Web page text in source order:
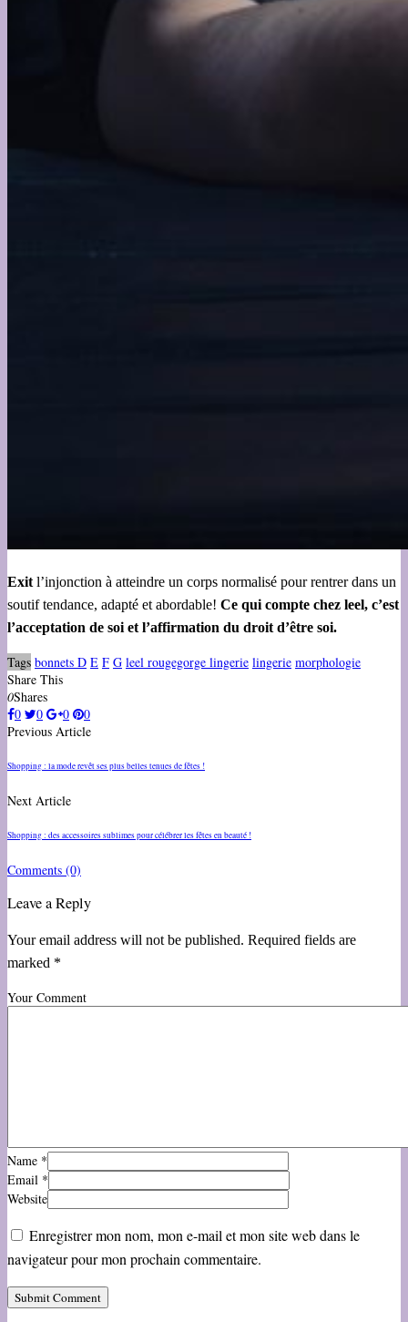
Exitl’injonction à atteindre un corps normalisé pour rentrer dans un
soutif tendance, adapté et abordable! Ce qui compte chez leel, c’est
l’acceptation de soi et l’affirmation du droit d’être soi.
Tags bonnets D E F G leel rougegorge lingerie lingerie morphologie
Share This
0Shares
0
0 0
0
Previous Article
Shopping : la mode revêt ses plus belles tenues de fêtes !
Next Article
Shopping : des accessoires sublimes pour célébrer les fêtes en beauté !
Comments (0)
Leave a Reply
Your email address will not be published. Required fields are
marked *
Your Comment
Name *
Email *
Website
Enregistrer mon nom, mon e-mail et mon site web dans le
navigateur pour mon prochain commentaire.